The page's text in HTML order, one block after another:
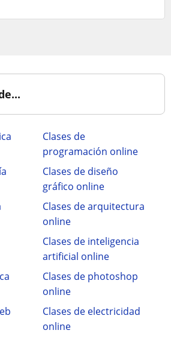
Clases de
programación online
Clases de diseño
gráfico online
Clases de arquitectura
online
Clases de inteligencia
artificial online
Clases de photoshop
online
Clases de electricidad
online